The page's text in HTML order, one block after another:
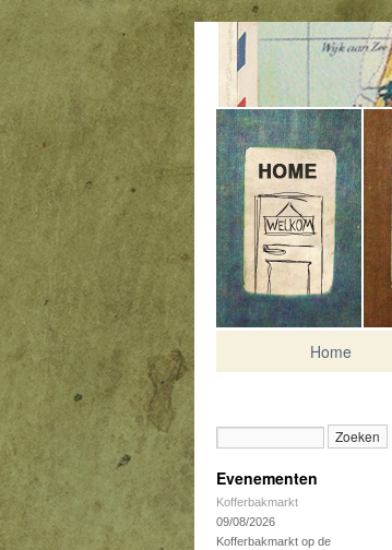
Contact
Home
Evenementen
Kofferbakmarkt
09/08/2026
Kofferbakmarkt op de